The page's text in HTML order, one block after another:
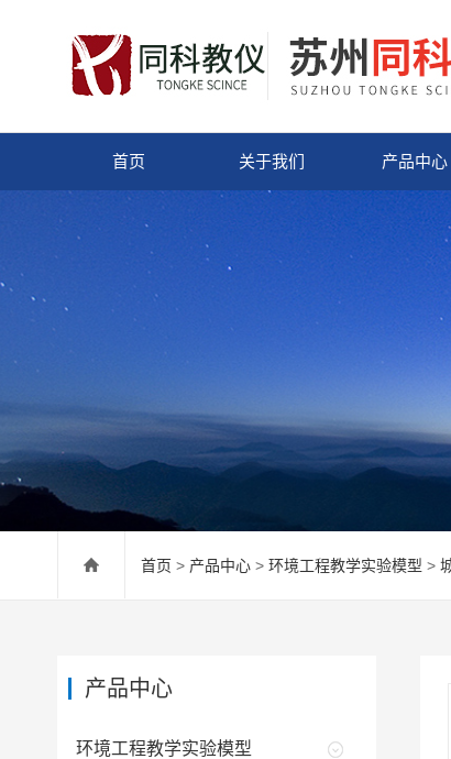
首页 关于我们 产品中心
首页 > 产品中心 > 环境工程教学实验模型 >
产品中心
环境工程教学实验模型